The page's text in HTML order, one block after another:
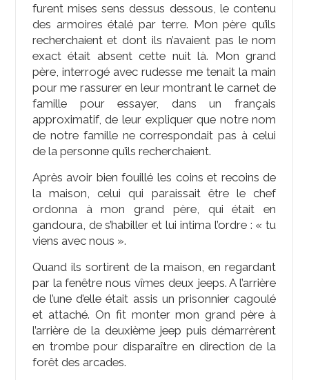
furent mises sens dessus dessous, le contenu
des armoires étalé par terre. Mon père qu’ils
recherchaient et dont ils n’avaient pas le nom
exact était absent cette nuit là. Mon grand
père, interrogé avec rudesse me tenait la main
pour me rassurer en leur montrant le carnet de
famille pour essayer, dans un français
approximatif, de leur expliquer que notre nom
de notre famille ne correspondait pas à celui
de la personne qu’ils recherchaient.
Après avoir bien fouillé les coins et recoins de
la maison, celui qui paraissait être le chef
ordonna à mon grand père, qui était en
gandoura, de s’habiller et lui intima l’ordre : « tu
viens avec nous ».
Quand ils sortirent de la maison, en regardant
par la fenêtre nous vîmes deux jeeps. A l’arrière
de l’une d’elle était assis un prisonnier cagoulé
et attaché. On fit monter mon grand père à
l’arrière de la deuxième jeep puis démarrèrent
en trombe pour disparaître en direction de la
forêt des arcades.